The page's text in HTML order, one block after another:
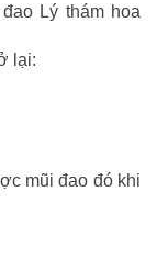
Lý thám hoa
lại:
mũi đao đó khi